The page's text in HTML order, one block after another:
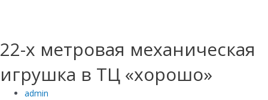
22-х метровая механическая
игрушка в ТЦ «хорошо»
admin